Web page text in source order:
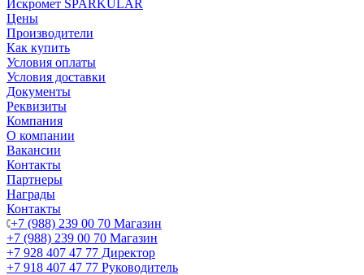
Искромет SPARKULAR
Цены
Производители
Как купить
Условия оплаты
Условия доставки
Документы
Реквизиты
Компания
О компании
Вакансии
Контакты
Партнеры
Награды
Контакты
+7 (988) 239 00 70 Магазин
+7 (988) 239 00 70 Магазин
+7 928 407 47 77 Директор
+7 918 407 47 77 Руководитель